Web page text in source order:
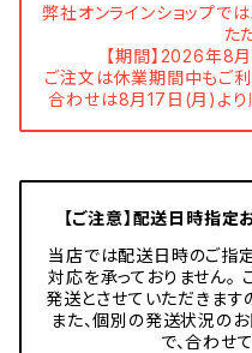
弊社オンラインショップで
た
【期間】2026年8
ご注文は休業期間中もご利
合わせは8月17日(月)より
【ご注意】配送日時指
当店では配送日時のご指
対応を承っておりません
発送とさせていただきます
また、個別の発送状況の
で、合わせ